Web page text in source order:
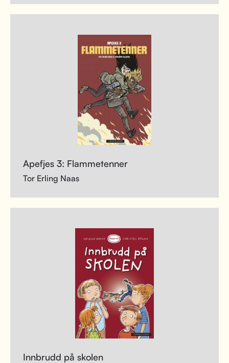
Apefjes 3: Flammetenner
Tor Erling Naas
Innbrudd på skolen